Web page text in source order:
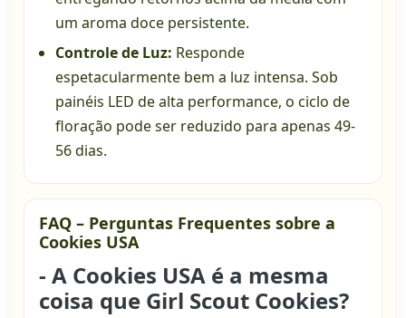
um aroma doce persistente.
Controle de Luz: Responde
espetacularmente bem a luz intensa. Sob
painéis LED de alta performance, o ciclo de
floração pode ser reduzido para apenas 49-
56 dias.
FAQ – Perguntas Frequentes sobre a
Cookies USA
- A Cookies USA é a mesma
coisa que Girl Scout Cookies?